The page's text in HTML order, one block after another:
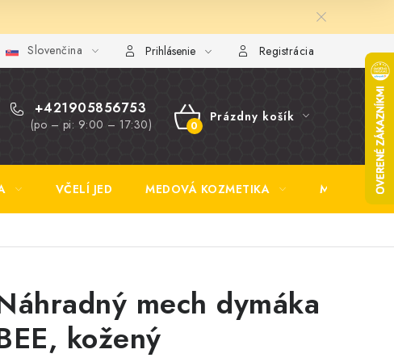
FAQ Fotogaléria Obchodné podmienky Ochrana
Slovenčina Prihlásenie Registrácia
+421905856753
(po – pi: 9:00 – 17:30)
NÁKUPNÝ
KOŠÍK
Prázdny košík
VČELÍ JED MEDOVÁ KOZMETIKA MEDOVINA
mech dymáka
kožený